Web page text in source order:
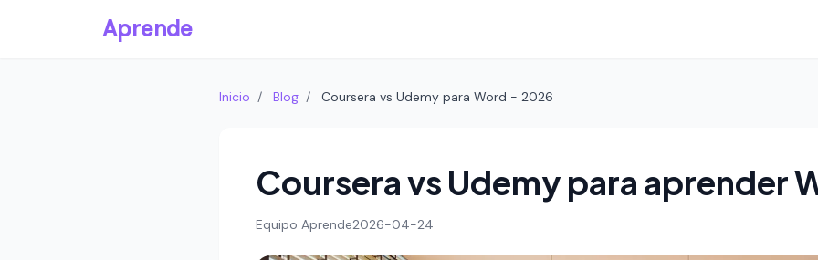
Aprende
Inicio / Blog / Coursera vs Udemy para Word - 2026
Coursera vs Udemy para aprender
Equipo Aprende2026-04-24